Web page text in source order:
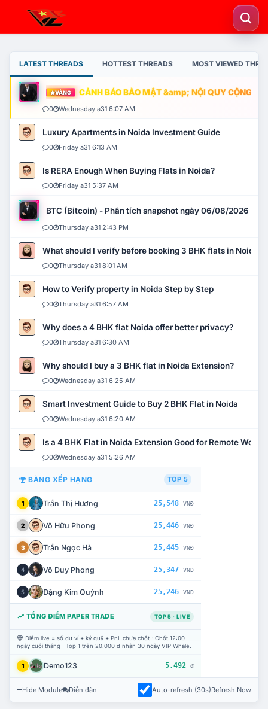
LATEST THREADS HOTTEST THREADS MOST VIEWED
VÀNG CẢNH BÁO BẢO MẬT &amp; NỘI QUY CỘNG
0 Wednesday a31 6:07 AM
Luxury Apartments in Noida Investment Guide
0 Friday a31 6:13 AM
Is RERA Enough When Buying Flats in Noida?
0 Friday a31 5:37 AM
BTC (Bitcoin) - Phân tích snapshot ngày 06/08/2026
0 Thursday a31 2:43 PM
What should I verify before booking 3 BHK flats in Noida?
0 Thursday a31 8:01 AM
How to Verify property in Noida Step by Step
0 Thursday a31 6:57 AM
Why does a 4 BHK flat Noida offer better privacy?
0 Thursday a31 6:30 AM
Why should I buy a 3 BHK flat in Noida Extension?
0 Wednesday a31 6:25 AM
Smart Investment Guide to Buy 2 BHK Flat in Noida
0 Wednesday a31 6:20 AM
Is a 4 BHK Flat in Noida Extension Good for Remote Work?
0 Wednesday a31 5:26 AM
BẢNG XẾP HẠNG TOP 5
1 Trần Thị Hương 25,548 VNĐ
2 Võ Hữu Phong 25,446 VNĐ
3 Trần Ngọc Hà 25,445 VNĐ
4 Võ Duy Phong 25,347 VNĐ
5 Đặng Kim Quỳnh 25,246 VNĐ
TỔNG ĐIỂM PAPER TRADE TOP 5 · LIVE
Điểm live = số dư ví + ký quỹ + PnL chưa chốt · Chốt 12:00
ngày cuối tháng · Top 1 trên 20.000 đ nhận 30 ngày VIP Whale.
1 Demo123 5.492 đ
Hide Module Diễn đàn Auto-refresh (30s)Refresh Now